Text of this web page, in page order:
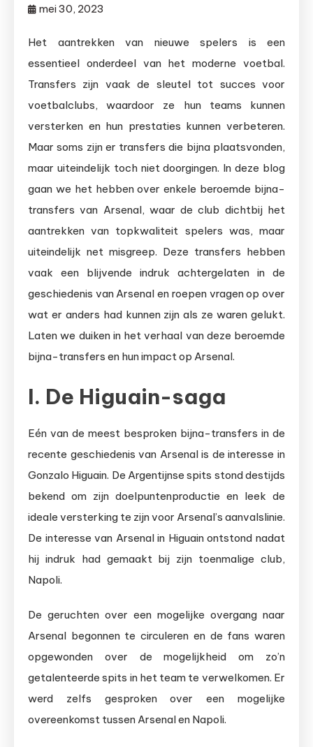
mei 30, 2023
Het aantrekken van nieuwe spelers is een
essentieel onderdeel van het moderne voetbal.
Transfers zijn vaak de sleutel tot succes voor
voetbalclubs, waardoor ze hun teams kunnen
versterken en hun prestaties kunnen verbeteren.
Maar soms zijn er transfers die bijna plaatsvonden,
maar uiteindelijk toch niet doorgingen. In deze blog
gaan we het hebben over enkele beroemde bijna-
transfers van Arsenal, waar de club dichtbij het
aantrekken van topkwaliteit spelers was, maar
uiteindelijk net misgreep. Deze transfers hebben
vaak een blijvende indruk achtergelaten in de
geschiedenis van Arsenal en roepen vragen op over
wat er anders had kunnen zijn als ze waren gelukt.
Laten we duiken in het verhaal van deze beroemde
bijna-transfers en hun impact op Arsenal.
I. De Higuain-saga
Eén van de meest besproken bijna-transfers in de
recente geschiedenis van Arsenal is de interesse in
Gonzalo Higuain. De Argentijnse spits stond destijds
bekend om zijn doelpuntenproductie en leek de
ideale versterking te zijn voor Arsenal’s aanvalslinie.
De interesse van Arsenal in Higuain ontstond nadat
hij indruk had gemaakt bij zijn toenmalige club,
Napoli.
De geruchten over een mogelijke overgang naar
Arsenal begonnen te circuleren en de fans waren
opgewonden over de mogelijkheid om zo’n
getalenteerde spits in het team te verwelkomen. Er
werd zelfs gesproken over een mogelijke
overeenkomst tussen Arsenal en Napoli.